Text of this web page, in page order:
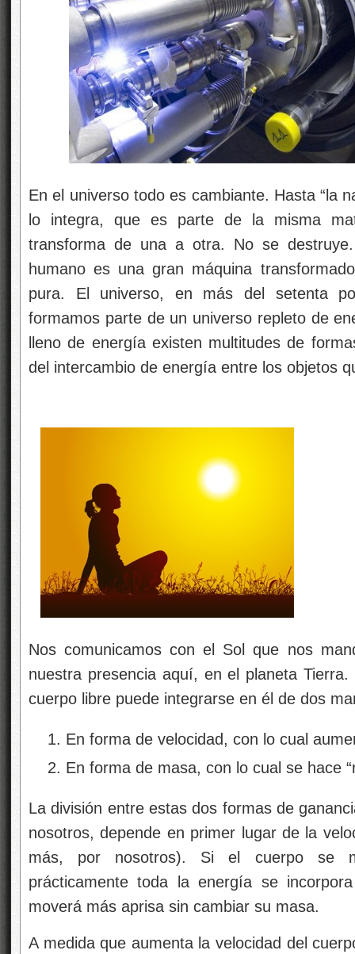
En el universo todo es cambiante. Hasta “la
lo integra, que es parte de la misma
transforma de una a otra. No se
humano es una gran máquina
pura. El universo, en más del setenta
formamos parte de un universo repleto de
lleno de energía existen multitudes de
del intercambio de energía entre los objetos
Nos comunicamos con el Sol que nos
nuestra presencia aquí, en el planeta
cuerpo libre puede integrarse en él de dos
En forma de velocidad, con lo cual
En forma de masa, con lo cual se hace
La división entre estas dos formas de
nosotros, depende en primer lugar de la
más, por nosotros). Si el cuerpo se
prácticamente toda la energía se
moverá más aprisa sin cambiar su masa.
A medida que aumenta la velocidad del